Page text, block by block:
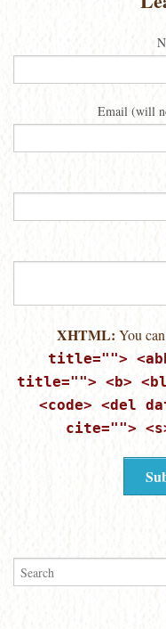
Email (will
XHTML: You
title="">
title=""> <b>
<code> <del
cite="">